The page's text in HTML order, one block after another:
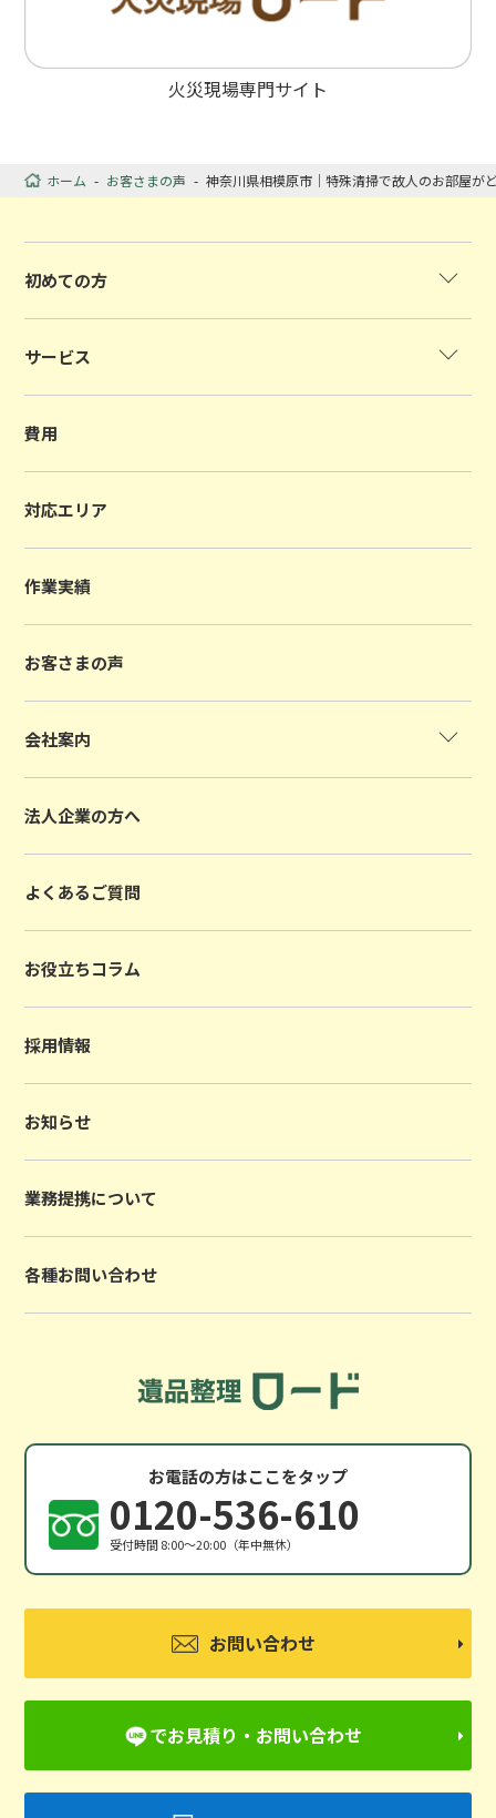
火災現場専門サイト
ホーム - お客さまの声 - 神奈川県相模原市｜特殊清掃で故人のお部屋が
初めての方
サービス
費用
対応エリア
作業実績
お客さまの声
会社案内
法人企業の方へ
よくあるご質問
お役立ちコラム
採用情報
お知らせ
業務提携について
各種お問い合わせ
お電話の方はここをタップ
0120-536-610
受付時間 8:00〜20:00（年中無休）
お問い合わせ
でお見積り・お問い合わせ